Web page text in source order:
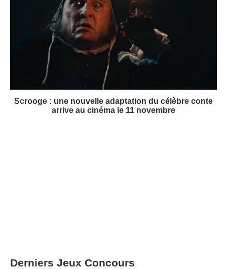
Scrooge : une nouvelle adaptation du célèbre conte
arrive au cinéma le 11 novembre
Derniers Jeux Concours